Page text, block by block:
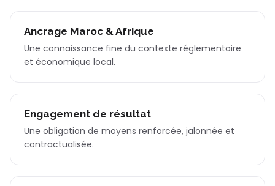
Ancrage Maroc & Afrique
Une connaissance fine du contexte réglementaire
et économique local.
Engagement de résultat
Une obligation de moyens renforcée, jalonnée et
contractualisée.